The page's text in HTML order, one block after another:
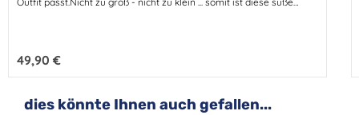
zusätzliches Reißverschlussfach innen Reißverschlussbesonders
hübsch akzentuiert mit silberner Brosche100% Polyurethan -
Metallteile Messing - Innenfutter PolyesterFarbe: Beige + Schwarz
Regulärer Preis:
49,90 €
Produktgalerie überspringen
dies könnte Ihnen auch gefallen...